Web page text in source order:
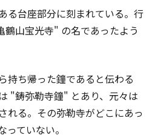
る台座部分に刻まれている。行
山宝光寺" の名であったよう
持ち帰った鐘であると伝わる
"鋳弥勒寺鐘" とあり、元々は
れる。その弥勒寺がどこにあっ
ていない。